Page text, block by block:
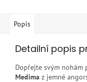
Popis
Detailní popis
Dopřejte svým nohám
Medima z jemné